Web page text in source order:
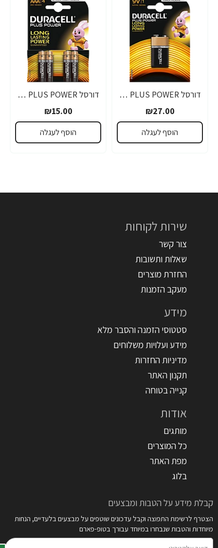
דורסל PLUS POWER סוללות 9V אריזת 1 יחידות - מבית Duracell
₪27.00
הוסף לעגלה
דורסל PLUS POWER סוללות AAA אריזת 4 יחידות - מבית Duracell
₪15.00
הוסף לעגלה
שירות לקוחות
צור קשר
שאלות ותשובות
החזרת מוצרים
מעקב הזמנות
מידע
סטטוסי הזמנה והסבר מלא
מידע ועלויות משלוחים
מדיניות החזרות
תקנון האתר
קנייה בטוחה
אודות
מותגים
כל המוצרים
מפת האתר
בלוג
קבלת מידע על הטבות ומבצעים
הצטרף לרשימת התפוצה וקבל עדכונים שוטפים על מבצעים בלעדיים, הנחות
מיוחדות והטבות שנבחרו במיוחד עבורך בטופ-פארם